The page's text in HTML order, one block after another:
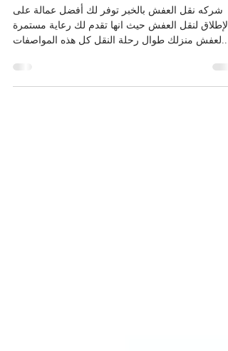
سهام الخليج لنقل العفش
شركه نقل العفش بالخبر توفر لك أفضل عمالة على
الإطلاق لنقل العفش حيث انها تقدم لك رعاية مستمرة